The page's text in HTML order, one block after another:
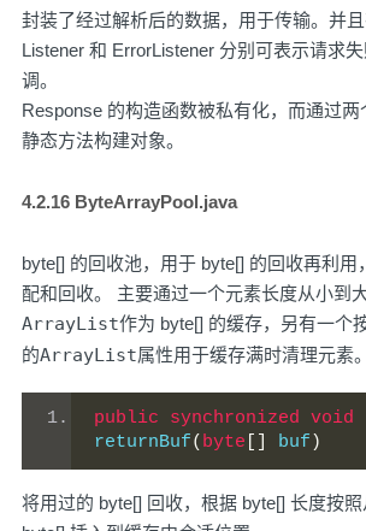
封装了经过解析后的数据，用于传输。并
Listener 和 ErrorListener 分别可表示请求
调。
Response 的构造函数被私有化，而通过
静态方法构建对象。
4.2.16 ByteArrayPool.java
byte[] 的回收池，用于 byte[] 的回收再利用
配和回收。 主要通过一个元素长度从小到
ArrayList作为 byte[] 的缓存，另有一个
的ArrayList属性用于缓存满时清理元素。
public synchronized void
returnBuf( byte buf )
将用过的 byte[] 回收，根据 byte[] 长度按